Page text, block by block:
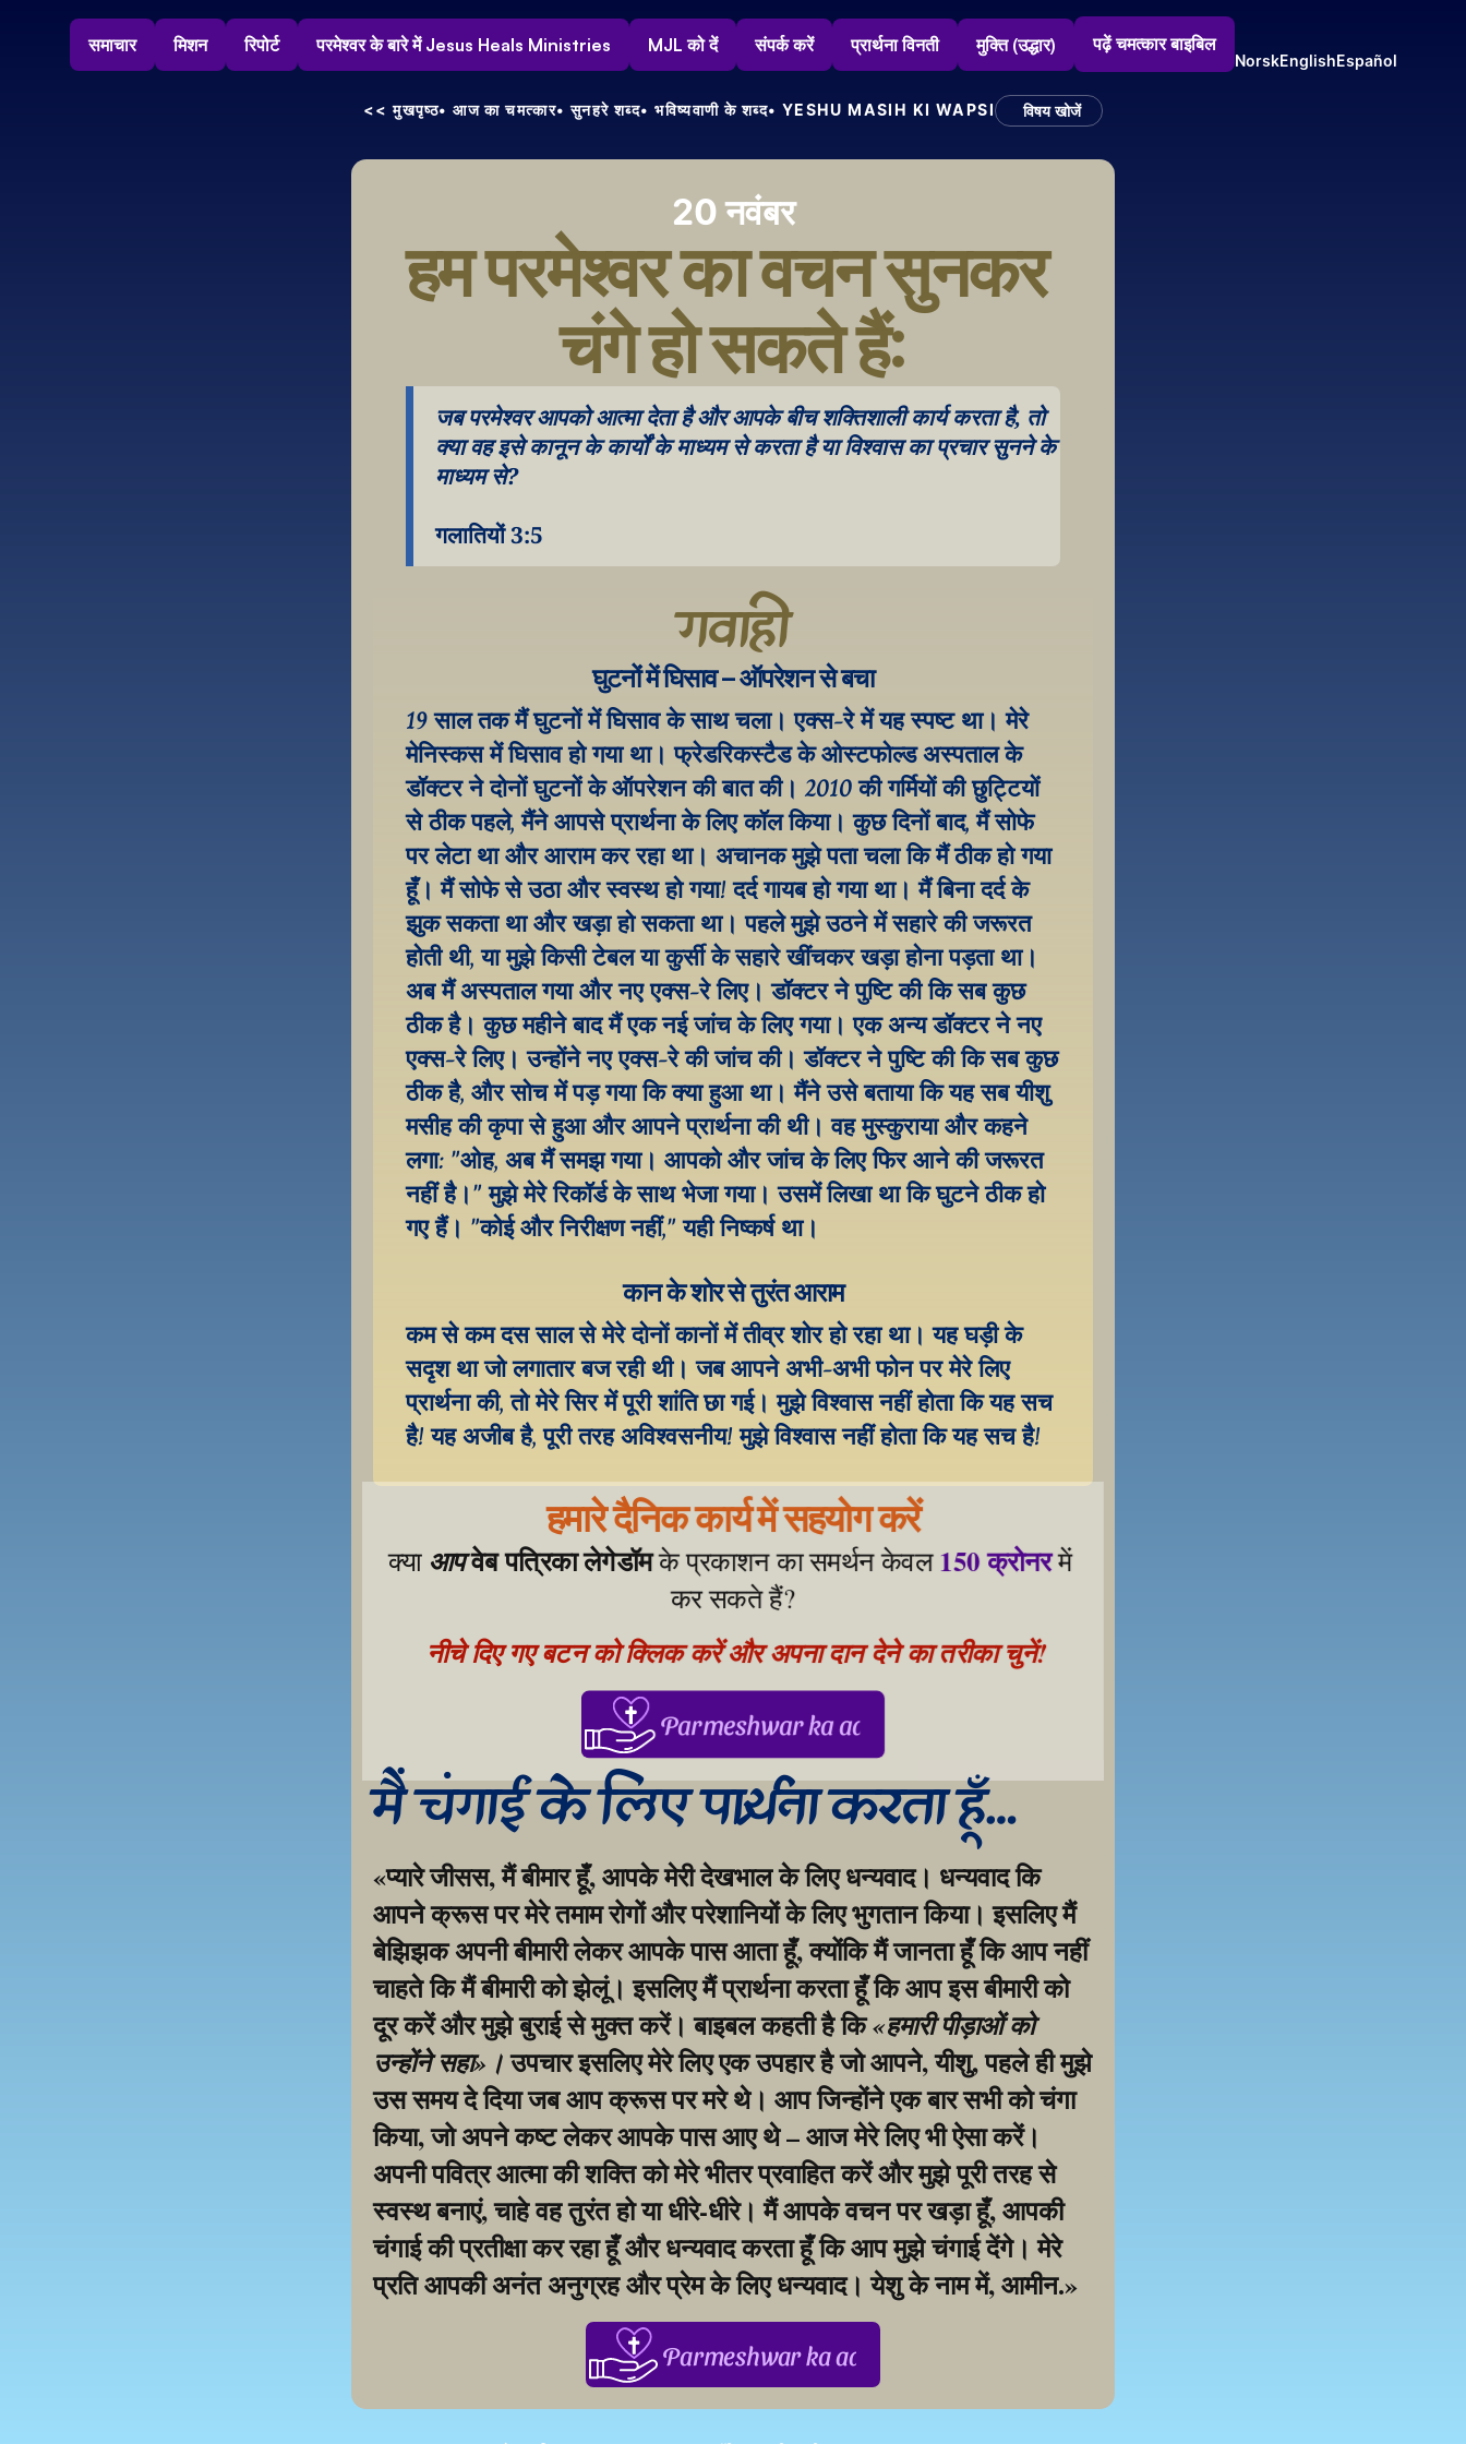
समाचार मिशन रिपोर्ट परमेश्वर के बारे में Jesus Heals Ministries MJL को दें संपर्क करें प्रार्थना विनती मुक्ति (उद्धार) पढ़ें चमत्कार बाइबिल
NorskEnglishEspañol
<< मुखपृष्ठ• आज का चमत्कार• सुनहरे शब्द• भविष्यवाणी के शब्द• YESHU MASIH KI WAPSI विषय खोजें
20 नवंबर
हम परमेश्वर का वचन सुनकर
चंगे हो सकते हैं:
जब परमेश्वर आपको आत्मा देता है और आपके बीच शक्तिशाली कार्य करता है, तो
क्या वह इसे कानून के कार्यों के माध्यम से करता है या विश्वास का प्रचार सुनने के
माध्यम से?
गलातियों 3:5
गवाही
घुटनों में घिसाव – ऑपरेशन से बचा
19 साल तक मैं घुटनों में घिसाव के साथ चला। एक्स-रे में यह स्पष्ट था। मेरे
मेनिस्कस में घिसाव हो गया था। फ्रेडरिकस्टैड के ओस्टफोल्ड अस्पताल के
डॉक्टर ने दोनों घुटनों के ऑपरेशन की बात की। 2010 की गर्मियों की छुट्टियों
से ठीक पहले, मैंने आपसे प्रार्थना के लिए कॉल किया। कुछ दिनों बाद, मैं सोफे
पर लेटा था और आराम कर रहा था। अचानक मुझे पता चला कि मैं ठीक हो गया
हूँ। मैं सोफे से उठा और स्वस्थ हो गया! दर्द गायब हो गया था। मैं बिना दर्द के
झुक सकता था और खड़ा हो सकता था। पहले मुझे उठने में सहारे की जरूरत
होती थी, या मुझे किसी टेबल या कुर्सी के सहारे खींचकर खड़ा होना पड़ता था।
अब मैं अस्पताल गया और नए एक्स-रे लिए। डॉक्टर ने पुष्टि की कि सब कुछ
ठीक है। कुछ महीने बाद मैं एक नई जांच के लिए गया। एक अन्य डॉक्टर ने नए
एक्स-रे लिए। उन्होंने नए एक्स-रे की जांच की। डॉक्टर ने पुष्टि की कि सब कुछ
ठीक है, और सोच में पड़ गया कि क्या हुआ था। मैंने उसे बताया कि यह सब यीशु
मसीह की कृपा से हुआ और आपने प्रार्थना की थी। वह मुस्कुराया और कहने
लगा: "ओह, अब मैं समझ गया। आपको और जांच के लिए फिर आने की जरूरत
नहीं है।" मुझे मेरे रिकॉर्ड के साथ भेजा गया। उसमें लिखा था कि घुटने ठीक हो
गए हैं। "कोई और निरीक्षण नहीं," यही निष्कर्ष था।
कान के शोर से तुरंत आराम
कम से कम दस साल से मेरे दोनों कानों में तीव्र शोर हो रहा था। यह घड़ी के
सदृश था जो लगातार बज रही थी। जब आपने अभी-अभी फोन पर मेरे लिए
प्रार्थना की, तो मेरे सिर में पूरी शांति छा गई। मुझे विश्वास नहीं होता कि यह सच
है! यह अजीब है, पूरी तरह अविश्वसनीय! मुझे विश्वास नहीं होता कि यह सच है!
हमारे दैनिक कार्य में सहयोग करें
क्या आपवेब पत्रिका लेगेडॉम के प्रकाशन का समर्थन केवल 150 क्रोनर में
कर सकते हैं?
नीचे दिए गए बटन को क्लिक करें और अपना दान देने का तरीका चुनें!
Parmeshwar ka aabhar, aapke samarthan ke liye!
मैं चंगाई के लिए प्रार्थना करता हूँ…
«प्यारे जीसस, मैं बीमार हूँ, आपके मेरी देखभाल के लिए धन्यवाद। धन्यवाद कि
आपने क्रूस पर मेरे तमाम रोगों और परेशानियों के लिए भुगतान किया। इसलिए मैं
बेझिझक अपनी बीमारी लेकर आपके पास आता हूँ, क्योंकि मैं जानता हूँ कि आप नहीं
चाहते कि मैं बीमारी को झेलूं। इसलिए मैं प्रार्थना करता हूँ कि आप इस बीमारी को
दूर करें और मुझे बुराई से मुक्त करें। बाइबल कहती है कि «हमारी पीड़ाओं को
उन्होंने सहा»। उपचार इसलिए मेरे लिए एक उपहार है जो आपने, यीशु, पहले ही मुझे
उस समय दे दिया जब आप क्रूस पर मरे थे। आप जिन्होंने एक बार सभी को चंगा
किया, जो अपने कष्ट लेकर आपके पास आए थे – आज मेरे लिए भी ऐसा करें।
अपनी पवित्र आत्मा की शक्ति को मेरे भीतर प्रवाहित करें और मुझे पूरी तरह से
स्वस्थ बनाएं, चाहे वह तुरंत हो या धीरे-धीरे। मैं आपके वचन पर खड़ा हूँ, आपकी
चंगाई की प्रतीक्षा कर रहा हूँ और धन्यवाद करता हूँ कि आप मुझे चंगाई देंगे। मेरे
प्रति आपकी अनंत अनुग्रह और प्रेम के लिए धन्यवाद। येशु के नाम में, आमीन.»
Parmeshwar ka aabhar, aapke samarthan ke liye!